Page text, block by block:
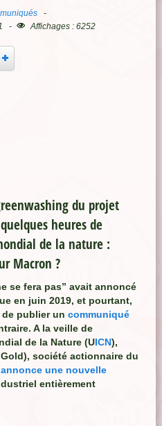
Affichages : 6252
du projet
heures de
de la nature :
Macron ?
se fera pas” avait annoncé
en juin 2019, et pourtant,
publier un communiqué
A la veille de
de la Nature (UICN),
société actionnaire du
annonce une nouvelle
entièrement